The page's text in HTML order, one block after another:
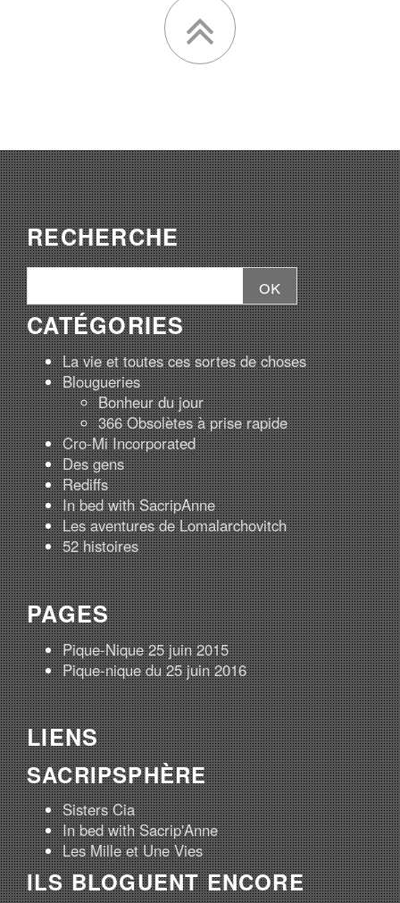
RECHERCHE
CATÉGORIES
La vie et toutes ces sortes de choses
Blougueries
Bonheur du jour
366 Obsolètes à prise rapide
Cro-Mi Incorporated
Des gens
Rediffs
In bed with SacripAnne
Les aventures de Lomalarchovitch
52 histoires
PAGES
Pique-Nique 25 juin 2015
Pique-nique du 25 juin 2016
LIENS
SACRIPSPHÈRE
Sisters Cia
In bed with Sacrip'Anne
Les Mille et Une Vies
ILS BLOGUENT ENCORE